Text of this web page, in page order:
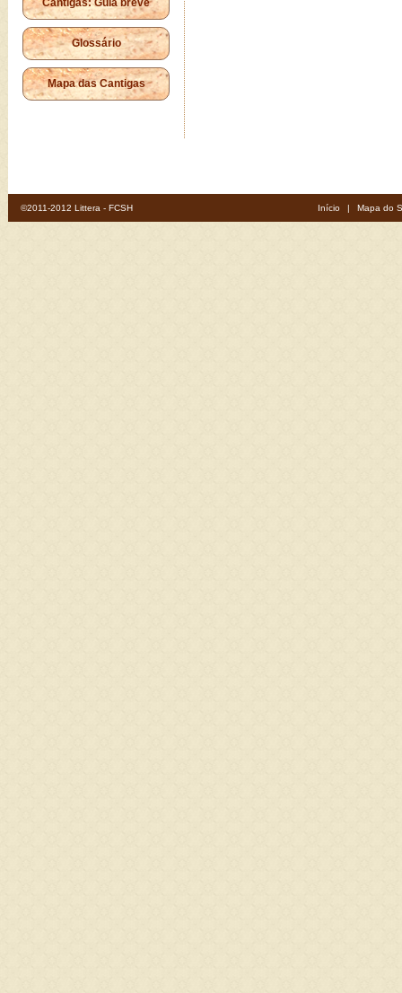
Cantigas: Guia breve
Glossário
Mapa das Cantigas
©2011-2012 Littera - FCSH Início | Mapa do